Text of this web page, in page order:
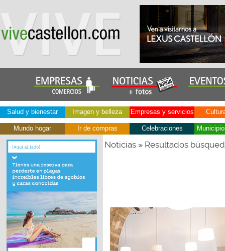
Salud y bienestar Imagen y belleza Empresas y servicios
Mundo hogar Ir de compras Celebraciones
Noticias» Resultados